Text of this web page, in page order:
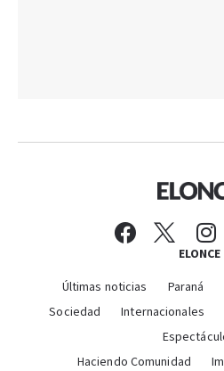
ELONCE
Últimas noticias Paraná
Sociedad
Internacionales
Haciendo Comunidad